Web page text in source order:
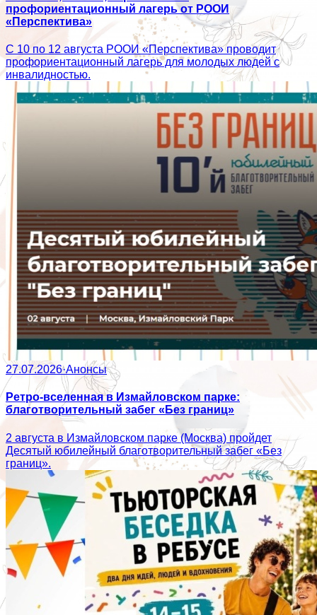
профориентационный лагерь от РООИ
«Перспектива»
С 10 по 12 августа РООИ «Перспектива» проводит
профориентационный лагерь для молодых людей с
инвалидностью.
27.07.2026·Анонсы
Ретро-вселенная в Измайловском парке:
благотворительный забег «Без границ»
2 августа в Измайловском парке (Москва) пройдет
Десятый юбилейный благотворительный забег «Без
границ».